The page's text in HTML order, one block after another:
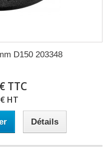
D150 203348
TTC
HT
Détails